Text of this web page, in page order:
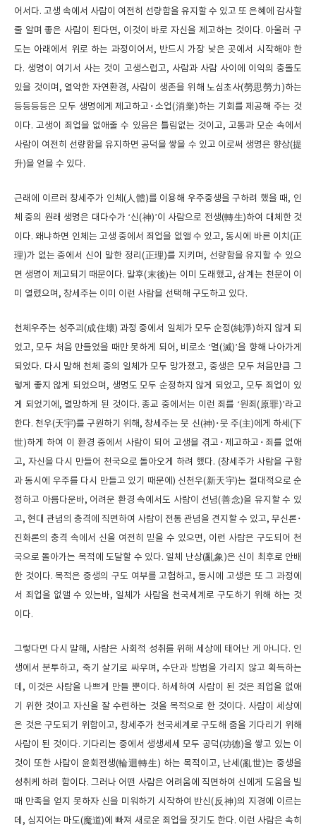
어서다. 고생 속에서 사람이 여전히 선량함을 유지할 수 있고 또 은혜에 감사할
줄 알며 좋은 사람이 된다면, 이것이 바로 자신을 제고하는 것이다. 아울러 구
도는 아래에서 위로 하는 과정이어서, 반드시 가장 낮은 곳에서 시작해야 한
다. 생명이 여기서 사는 것이 고생스럽고, 사람과 사람 사이에 이익의 충돌도
있을 것이며, 열악한 자연환경, 사람이 생존을 위해 노심초사(勞思勞力)하는
등등등등은 모두 생명에게 제고하고･소업(消業)하는 기회를 제공해 주는 것
이다. 고생이 죄업을 없애줄 수 있음은 틀림없는 것이고, 고통과 모순 속에서
사람이 여전히 선량함을 유지하면 공덕을 쌓을 수 있고 이로써 생명은 향상(提
升)을 얻을 수 있다.
근래에 이르러 창세주가 인체(人體)를 이용해 우주중생을 구하려 했을 때, 인
체 중의 원래 생명은 대다수가 ‘신(神)’이 사람으로 전생(轉生)하여 대체한 것
이다. 왜냐하면 인체는 고생 중에서 죄업을 없앨 수 있고, 동시에 바른 이치(正
理)가 없는 중에서 신이 말한 정리(正理)를 지키며, 선량함을 유지할 수 있으
면 생명이 제고되기 때문이다. 말후(末後)는 이미 도래했고, 삼계는 천문이 이
미 열렸으며, 창세주는 이미 이런 사람을 선택해 구도하고 있다.
천체우주는 성주괴(成住壞) 과정 중에서 일체가 모두 순정(純淨)하지 않게 되
었고, 모두 처음 만들었을 때만 못하게 되어, 비로소 ‘멸(滅)’을 향해 나아가게
되었다. 다시 말해 천체 중의 일체가 모두 망가졌고, 중생은 모두 처음만큼 그
렇게 좋지 않게 되었으며, 생명도 모두 순정하지 않게 되었고, 모두 죄업이 있
게 되었기에, 멸망하게 된 것이다. 종교 중에서는 이런 죄를 ‘원죄(原罪)’라고
한다. 천우(天宇)를 구원하기 위해, 창세주는 뭇 신(神)･뭇 주(主)에게 하세(下
世)하게 하여 이 환경 중에서 사람이 되어 고생을 겪고･제고하고･죄를 없애
고, 자신을 다시 만들어 천국으로 돌아오게 하려 했다. (창세주가 사람을 구함
과 동시에 우주를 다시 만들고 있기 때문에) 신천우(新天宇)는 절대적으로 순
정하고 아름다운바, 어려운 환경 속에서도 사람이 선념(善念)을 유지할 수 있
고, 현대 관념의 충격에 직면하여 사람이 전통 관념을 견지할 수 있고, 무신론･
진화론의 충격 속에서 신을 여전히 믿을 수 있으면, 이런 사람은 구도되어 천
국으로 돌아가는 목적에 도달할 수 있다. 일체 난상(亂象)은 신이 최후로 안배
한 것이다. 목적은 중생의 구도 여부를 고험하고, 동시에 고생은 또 그 과정에
서 죄업을 없앨 수 있는바, 일체가 사람을 천국세계로 구도하기 위해 하는 것
이다.
그렇다면 다시 말해, 사람은 사회적 성취를 위해 세상에 태어난 게 아니다. 인
생에서 분투하고, 죽기 살기로 싸우며, 수단과 방법을 가리지 않고 획득하는
데, 이것은 사람을 나쁘게 만들 뿐이다. 하세하여 사람이 된 것은 죄업을 없애
기 위한 것이고 자신을 잘 수련하는 것을 목적으로 한 것이다. 사람이 세상에
온 것은 구도되기 위함이고, 창세주가 천국세계로 구도해 줌을 기다리기 위해
사람이 된 것이다. 기다리는 중에서 생생세세 모두 공덕(功德)을 쌓고 있는 이
것이 또한 사람이 윤회전생(輪迴轉生) 하는 목적이고, 난세(亂世)는 중생을
성취케 하려 함이다. 그러나 어떤 사람은 어려움에 직면하여 신에게 도움을 빌
때 만족을 얻지 못하자 신을 미워하기 시작하여 반신(反神)의 지경에 이르는
데, 심지어는 마도(魔道)에 빠져 새로운 죄업을 짓기도 한다. 이런 사람은 속히